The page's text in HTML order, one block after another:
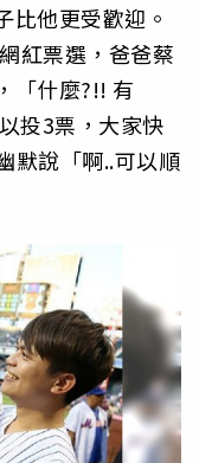
比他更受歡迎。
紅票選，爸爸蔡
「什麼?!! 有
投3票，大家快
默說「啊..可以順